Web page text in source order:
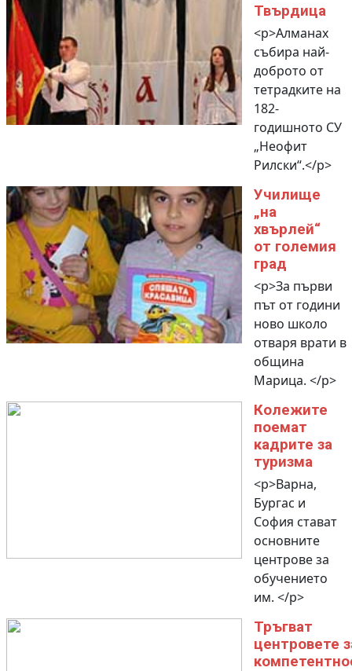
Твърдица
<p>Алманах
събира най-
доброто от
тетрадките на
182-
годишното СУ
„Неофит
Рилски“.</p>
Училище
„на
хвърлей“
от големия
град
<p>За първи
път от години
ново школо
отваря врати в
община
Марица. </p>
Колежите
поемат
кадрите за
туризма
<p>Варна,
Бургас и
София стават
основните
центрове за
обучението
им. </p>
Тръгват
центровете